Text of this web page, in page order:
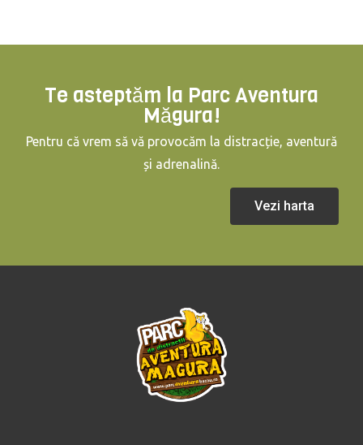
Te asteptăm la Parc Aventura
Măgura!
Pentru că vrem să vă provocăm la distracție, aventură
și adrenalină.
Vezi harta